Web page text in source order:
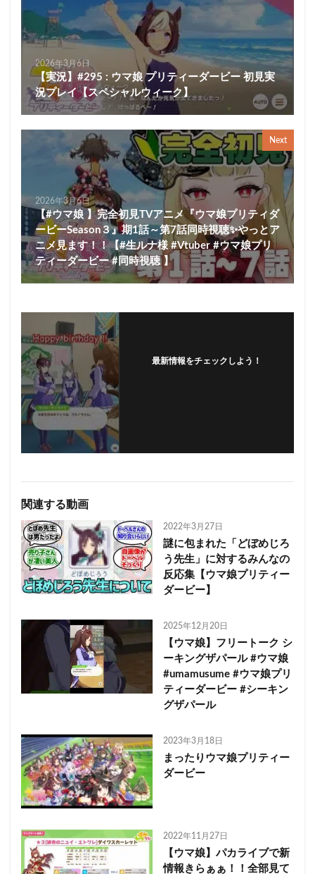
2026年3月6日
【実況】#295 : ウマ娘 プリティーダービー 初見実
況プレイ【スペシャルウィーク】
Next
2026年3月6日
【#ウマ娘 】完全初見TVアニメ『ウマ娘プリティダ
ービーSeason３』期1話～第7話同時視聴✨やっとア
ニメ見ます！！【#生ルナ様 #Vtuber #ウマ娘プリ
ティーダービー #同時視聴 】
最新情報をチェックしよう！
関連する動画
2022年3月27日
謎に包まれた「どぼめじろ
う先生」に対するみんなの
反応集【ウマ娘プリティー
ダービー】
2025年12月20日
【ウマ娘】フリートーク シ
ーキングザパール #ウマ娘
#umamusume #ウマ娘プリ
ティーダービー #シーキン
グザパール
2023年3月18日
まったりウマ娘プリティー
ダービー
2022年11月27日
【ウマ娘】パカライブで新
情報きらぁぁ！！全部見て